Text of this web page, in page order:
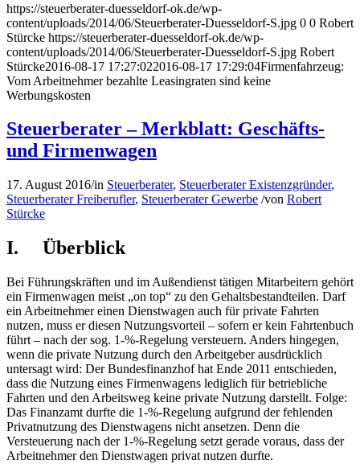
https://steuerberater-duesseldorf-ok.de/wp-
content/uploads/2014/06/Steuerberater-Duesseldorf-S.jpg 0 0 Robert
Stürcke https://steuerberater-duesseldorf-ok.de/wp-
content/uploads/2014/06/Steuerberater-Duesseldorf-S.jpg Robert
Stürcke2016-08-17 17:27:022016-08-17 17:29:04Firmenfahrzeug:
Vom Arbeitnehmer bezahlte Leasingraten sind keine
Werbungskosten
Steuerberater – Merkblatt: Geschäfts-
und Firmenwagen
17. August 2016/in Steuerberater, Steuerberater Existenzgründer,
Steuerberater Freiberufler, Steuerberater Gewerbe /von Robert
Stürcke
I. Überblick
Bei Führungskräften und im Außendienst tätigen Mitarbeitern gehört
ein Firmenwagen meist „on top“ zu den Gehaltsbestandteilen. Darf
ein Arbeitnehmer einen Dienstwagen auch für private Fahrten
nutzen, muss er diesen Nutzungsvorteil – sofern er kein Fahrtenbuch
führt – nach der sog. 1-%-Regelung versteuern. Anders hingegen,
wenn die private Nutzung durch den Arbeitgeber ausdrücklich
untersagt wird: Der Bundesfinanzhof hat Ende 2011 entschieden,
dass die Nutzung eines Firmenwagens lediglich für betriebliche
Fahrten und den Arbeitsweg keine private Nutzung darstellt. Folge:
Das Finanzamt durfte die 1-%-Regelung aufgrund der fehlenden
Privatnutzung des Dienstwagens nicht ansetzen. Denn die
Versteuerung nach der 1-%-Regelung setzt gerade voraus, dass der
Arbeitnehmer den Dienstwagen privat nutzen durfte.